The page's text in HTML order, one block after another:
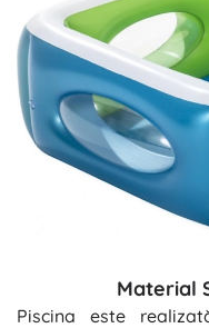
Material
Piscina este